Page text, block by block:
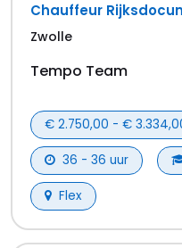
Chauffeur
Zwolle
Tempo Team
€ 2.750,00 - €
36 - 36 uur
Flex